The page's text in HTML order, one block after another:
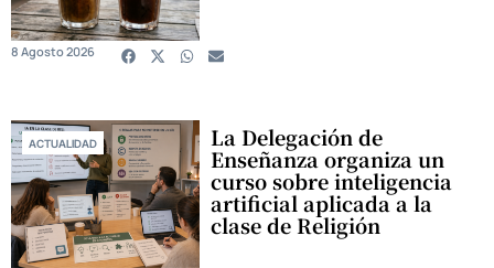
8 Agosto 2026
ACTUALIDAD La Delegación de
Enseñanza organiza un
curso sobre inteligencia
artificial aplicada a la
clase de Religión